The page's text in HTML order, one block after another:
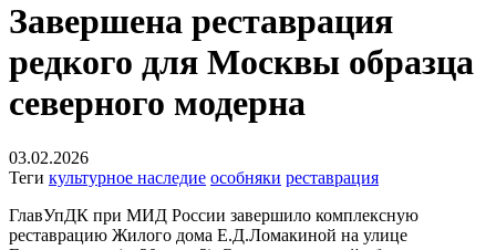
Завершена реставрация
редкого для Москвы образца
северного модерна
03.02.2026
Теги культурное наследие особняки реставрация
ГлавУпДК при МИД России завершило комплексную
реставрацию Жилого дома Е.Д.Ломакиной на улице